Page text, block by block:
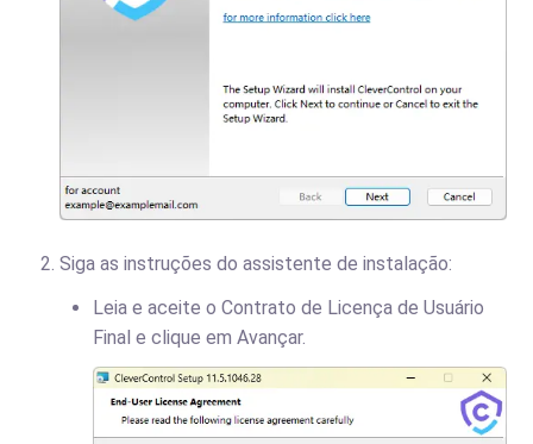
Siga as instruções do assistente de instalação:
Leia e aceite o Contrato de Licença de Usuário
Final e clique em Avançar.